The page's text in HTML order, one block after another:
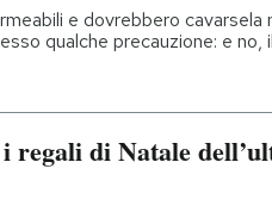
e dovrebbero cavarsela
qualche precauzione: e no,
regali di Natale